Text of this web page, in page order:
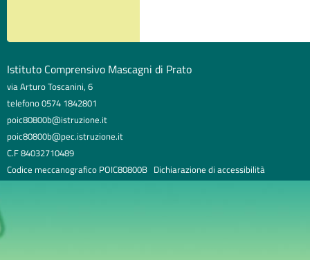
Istituto Comprensivo Mascagni di Prato
via Arturo Toscanini, 6
telefono 0574 1842801
poic80800b@istruzione.it
poic80800b@pec.istruzione.it
C.F 84032710489
Codice meccanografico POIC80800B Dichiarazione di accessibilità